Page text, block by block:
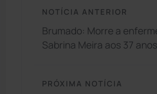
NOTÍCIA ANTERIOR
Brumado: Morre a
Sabrina Meira aos 37 anos
PRÓXIMA NOTÍCIA